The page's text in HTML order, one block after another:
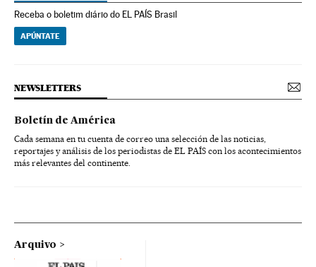
Receba o boletim diário do EL PAÍS Brasil
APÚNTATE
NEWSLETTERS
Boletín de América
Cada semana en tu cuenta de correo una selección de las noticias,
reportajes y análisis de los periodistas de EL PAÍS con los acontecimientos
más relevantes del continente.
Arquivo